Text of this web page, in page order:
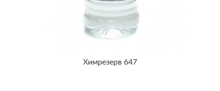
Химрезерв 647